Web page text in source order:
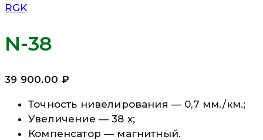
RGK
N-38
39 900.00 ₽
Точность нивелирования — 0,7 мм./км.;
Увеличение — 38 х;
Компенсатор — магнитный.